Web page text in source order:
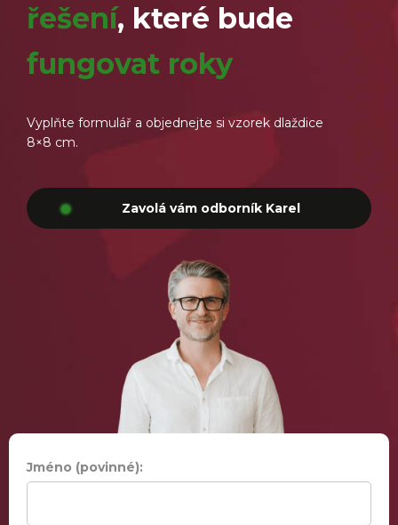
řešení, které bude
fungovat roky
Vyplňte formulář a objednejte si vzorek dlaždice
8×8 cm.
Zavolá vám odborník Karel
Jméno (povinné):